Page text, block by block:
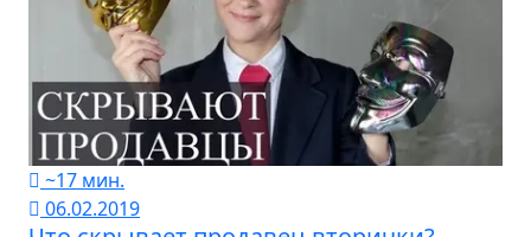
~17 мин.
06.02.2019